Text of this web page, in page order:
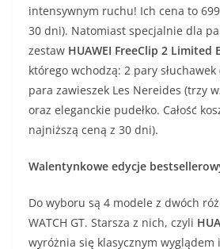
intensywnym ruchu! Ich cena to
30 dni). Natomiast specjalnie dla
zestaw HUAWEI FreeClip 2 Limited
którego wchodzą: 2 pary
para zawieszek Les Nereides (trzy
oraz eleganckie pudełko. Całość
najniższą ceną z 30 dni).
Walentynkowe edycje
Do wyboru są 4 modele z dwóch
WATCH GT. Starsza z nich, czyli
wyróżnia się klasycznym wyglądem